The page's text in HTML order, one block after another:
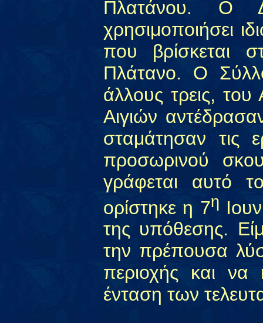
Πλατάνου. Ο
χρησιμοποιήσει
που βρίσκεται
Πλάτανο. Ο
άλλους τρεις, του
Αιγιών
σταμάτησαν τις
προσωρινού
γράφεται αυτό
ορίστηκε η 7η
της υπόθεσης.
την πρέπουσα
περιοχής και
ένταση των